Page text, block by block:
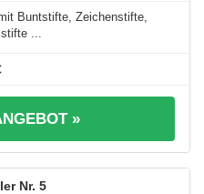
Buntstifte, Zeichenstifte,
...
»
5